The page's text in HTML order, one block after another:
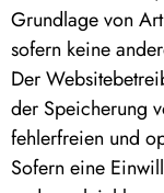
Grundlage von
sofern keine
Der
der Speicherung
fehlerfreien und
Sofern eine